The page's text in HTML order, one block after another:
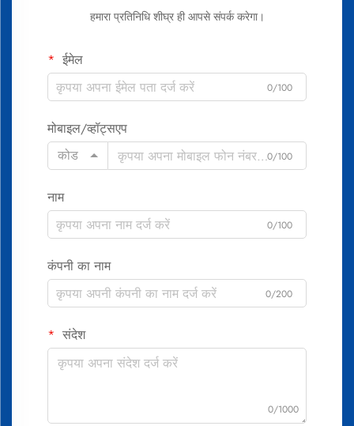
हमारा प्रतिनिधि शीघ्र ही आपसे संपर्क करेगा।
ईमेल
0/100
मोबाइल/व्हॉट्सएप
कोड
0/100
नाम
0/100
कंपनी का नाम
0/200
संदेश
0/1000